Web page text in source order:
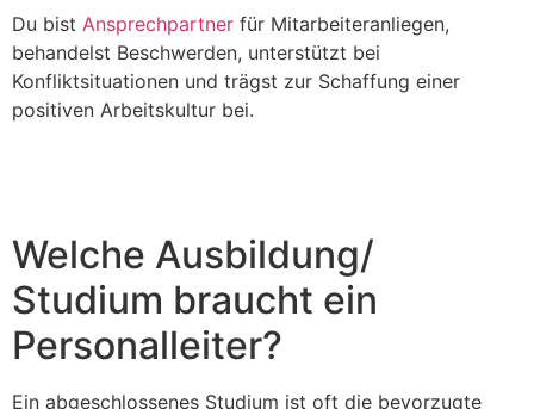
Du bist Ansprechpartner für Mitarbeiteranliegen,
behandelst Beschwerden, unterstützt bei
Konfliktsituationen und trägst zur Schaffung einer
positiven Arbeitskultur bei.
Welche Ausbildung/
Studium braucht ein
Personalleiter?
Ein abgeschlossenes Studium ist oft die bevorzugte